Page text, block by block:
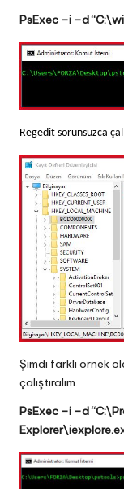
PsExec –i –d
Regedit sorunsuzca
Şimdi farklı örnek
çalıştıralım.
PsExec –i –d